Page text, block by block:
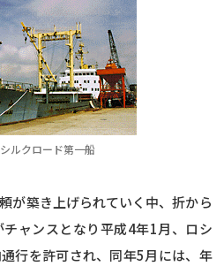
ルクロード第一船
が築き上げられていく中、折から
ャンスとなり平成4年1月、ロシ
行を許可され、同年5月には、年